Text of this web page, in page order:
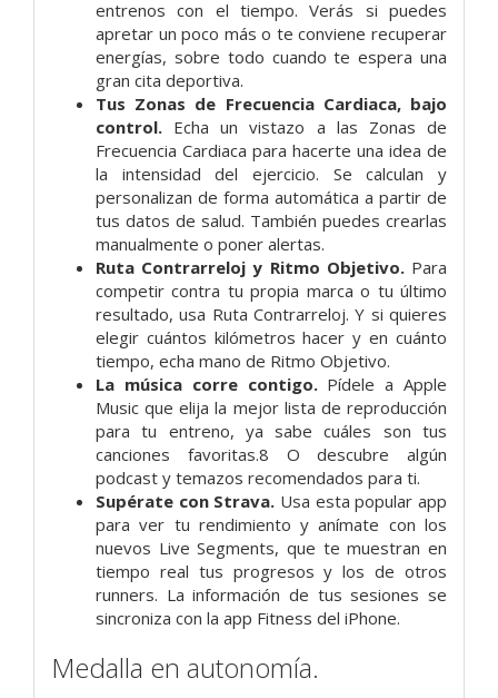
entrenos con el tiempo. Verás si puedes
apretar un poco más o te conviene recuperar
energías, sobre todo cuando te espera una
gran cita deportiva.
Tus Zonas de Frecuencia Cardiaca, bajo
control. Echa un vistazo a las Zonas de
Frecuencia Cardiaca para hacerte una idea de
la intensidad del ejercicio. Se calculan y
personalizan de forma automática a partir de
tus datos de salud. También puedes crearlas
manualmente o poner alertas.
Ruta Contrarreloj y Ritmo Objetivo. Para
competir contra tu propia marca o tu último
resultado, usa Ruta Contrarreloj. Y si quieres
elegir cuántos kilómetros hacer y en cuánto
tiempo, echa mano de Ritmo Objetivo.
La música corre contigo.Pídele a Apple
Music que elija la mejor lista de reproducción
para tu entreno, ya sabe cuáles son tus
canciones favoritas.8 O descubre algún
podcast y temazos recomendados para ti.
Supérate con Strava. Usa esta popular app
para ver tu rendimiento y anímate con los
nuevos Live Segments, que te muestran en
tiempo real tus progresos y los de otros
runners. La información de tus sesiones se
sincroniza con la app Fitness del iPhone.
Medalla en autonomía.